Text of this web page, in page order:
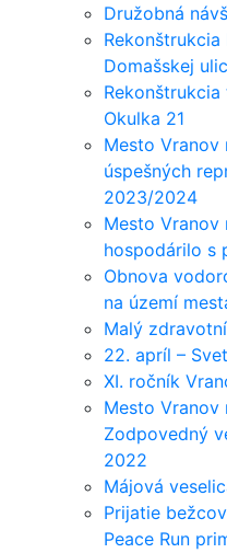
Družobná
Domašskej
Okulka 21
Mesto Vranov
úspešných
2023/2024
Mesto
hospodárilo s
Obnova
na území
Malý
22. apríl –
XI. ročník
Mesto Vranov
Zodpovedný
2022
Májová
Prijatie
Peace Run